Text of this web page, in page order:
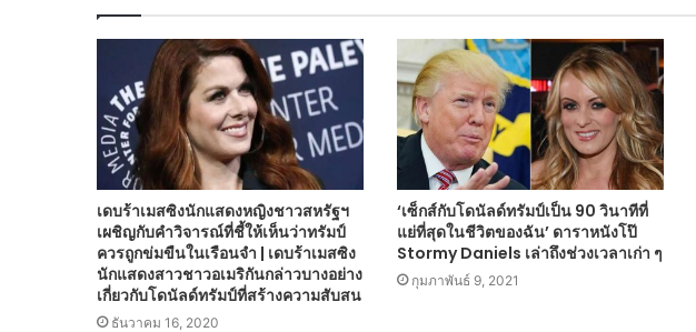
เดบร้าเมสซิงนักแสดงหญิงชาวสหรัฐฯ
เผชิญกับคำวิจารณ์ที่ชี้ให้เห็นว่าทรัมป์
ควรถูกข่มขืนในเรือนจำ | เดบร้าเมสซิง
นักแสดงสาวชาวอเมริกันกล่าวบางอย่าง
เกี่ยวกับโดนัลด์ทรัมป์ที่สร้างความสับสน
ธันวาคม 16, 2020
‘เซ็กส์กับโดนัลด์ทรัมป์เป็น 90 วินาทีที่
แย่ที่สุดในชีวิตของฉัน’ ดาราหนังโป๊
Stormy Daniels เล่าถึงช่วงเวลาเก่า ๆ
กุมภาพันธ์ 9, 2021